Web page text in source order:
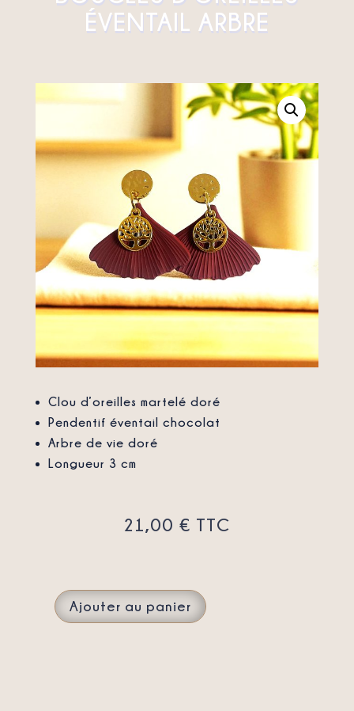
ÉVENTAIL ARBRE
Clou d’oreilles martelé doré
Pendentif éventail chocolat
Arbre de vie doré
Longueur 3 cm
21,00€ TTC
QUANTITÉ
Ajouter au panier